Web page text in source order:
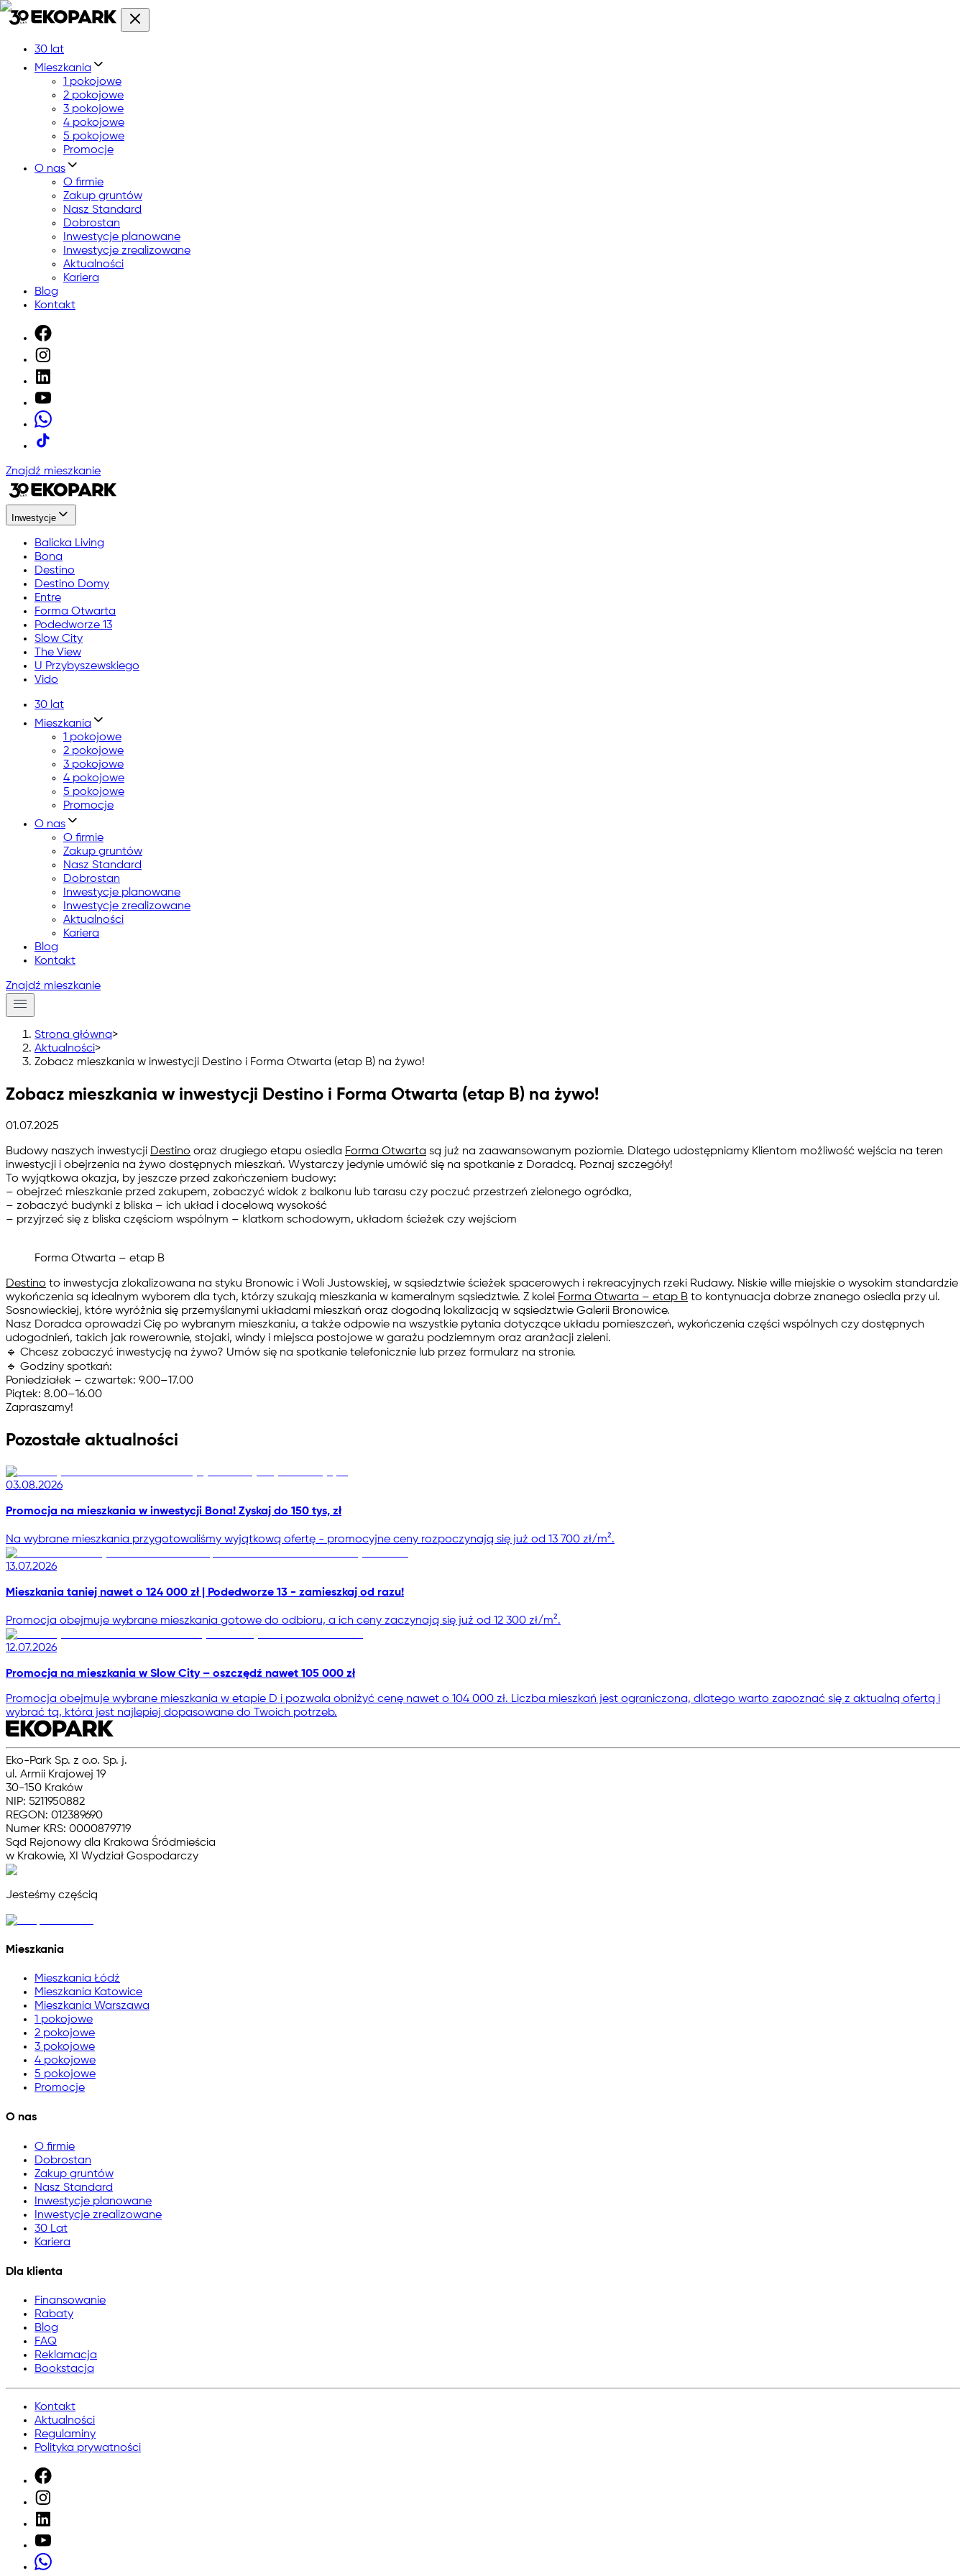
30 lat
Mieszkania
1 pokojowe
2 pokojowe
3 pokojowe
4 pokojowe
5 pokojowe
Promocje
O nas
O firmie
Zakup gruntów
Nasz Standard
Dobrostan
Inwestycje planowane
Inwestycje zrealizowane
Aktualności
Kariera
Blog
Kontakt
Znajdź mieszkanie
Inwestycje
Balicka Living
Bona
Destino
Destino Domy
Entre
Forma Otwarta
Podedworze 13
Slow City
The View
U Przybyszewskiego
Vido
30 lat
Mieszkania
1 pokojowe
2 pokojowe
3 pokojowe
4 pokojowe
5 pokojowe
Promocje
O nas
O firmie
Zakup gruntów
Nasz Standard
Dobrostan
Inwestycje planowane
Inwestycje zrealizowane
Aktualności
Kariera
Blog
Kontakt
Znajdź mieszkanie
Strona główna>
Aktualności>
Zobacz mieszkania w inwestycji Destino i Forma Otwarta (etap B) na żywo!
Zobacz mieszkania w inwestycji Destino i Forma Otwarta (etap B) na żywo!
01.07.2025
Budowy naszych inwestycji Destino oraz drugiego etapu osiedla Forma Otwarta są już na zaawansowanym poziomie. Dlatego udostępniamy Klientom możliwość wejścia na teren
inwestycji i obejrzenia na żywo dostępnych mieszkań. Wystarczy jedynie umówić się na spotkanie z Doradcą. Poznaj szczegóły!
To wyjątkowa okazja, by jeszcze przed zakończeniem budowy:
– obejrzeć mieszkanie przed zakupem, zobaczyć widok z balkonu lub tarasu czy poczuć przestrzeń zielonego ogródka,
– zobaczyć budynki z bliska – ich układ i docelową wysokość
– przyjrzeć się z bliska częściom wspólnym – klatkom schodowym, układom ścieżek czy wejściom
Forma Otwarta – etap B
Destino to inwestycja zlokalizowana na styku Bronowic i Woli Justowskiej, w sąsiedztwie ścieżek spacerowych i rekreacyjnych rzeki Rudawy. Niskie wille miejskie o wysokim standardzie
wykończenia są idealnym wyborem dla tych, którzy szukają mieszkania w kameralnym sąsiedztwie. Z kolei Forma Otwarta – etap B to kontynuacja dobrze znanego osiedla przy ul.
Sosnowieckiej, które wyróżnia się przemyślanymi układami mieszkań oraz dogodną lokalizacją w sąsiedztwie Galerii Bronowice.
Nasz Doradca oprowadzi Cię po wybranym mieszkaniu, a także odpowie na wszystkie pytania dotyczące układu pomieszczeń, wykończenia części wspólnych czy dostępnych
udogodnień, takich jak rowerownie, stojaki, windy i miejsca postojowe w garażu podziemnym oraz aranżacji zieleni.
🔹 Chcesz zobaczyć inwestycję na żywo? Umów się na spotkanie telefonicznie lub przez formularz na stronie.
🔹 Godziny spotkań:
Poniedziałek – czwartek: 9.00–17.00
Piątek: 8.00–16.00
Zapraszamy!
Pozostałe aktualności
03.08.2026
Promocja na mieszkania w inwestycji Bona! Zyskaj do 150 tys, zł
Na wybrane mieszkania przygotowaliśmy wyjątkową ofertę - promocyjne ceny rozpoczynają się już od 13 700 zł/m².
13.07.2026
Mieszkania taniej nawet o 124 000 zł | Podedworze 13 - zamieszkaj od razu!
Promocja obejmuje wybrane mieszkania gotowe do odbioru, a ich ceny zaczynają się już od 12 300 zł/m².
12.07.2026
Promocja na mieszkania w Slow City – oszczędź nawet 105 000 zł
Promocja obejmuje wybrane mieszkania w etapie D i pozwala obniżyć cenę nawet o 104 000 zł. Liczba mieszkań jest ograniczona, dlatego warto zapoznać się z aktualną ofertą i
wybrać tą, która jest najlepiej dopasowane do Twoich potrzeb.
Eko-Park Sp. z o.o. Sp. j.
ul. Armii Krajowej 19
30-150 Kraków
NIP: 5211950882
REGON: 012389690
Numer KRS: 0000879719
Sąd Rejonowy dla Krakowa Śródmieścia
w Krakowie, XI Wydział Gospodarczy
Jesteśmy częścią
Mieszkania
Mieszkania Łódź
Mieszkania Katowice
Mieszkania Warszawa
1 pokojowe
2 pokojowe
3 pokojowe
4 pokojowe
5 pokojowe
Promocje
O nas
O firmie
Dobrostan
Zakup gruntów
Nasz Standard
Inwestycje planowane
Inwestycje zrealizowane
30 Lat
Kariera
Dla klienta
Finansowanie
Rabaty
Blog
FAQ
Reklamacja
Bookstacja
Kontakt
Aktualności
Regulaminy
Polityka prywatności